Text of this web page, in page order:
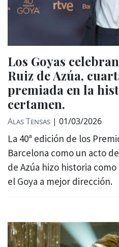
Los Goyas
Ruiz de Azúa,
premiada en la
certamen.
Alas Tensas | 01/03/2026
La 40ª edición de los
Barcelona como un acto
de Azúa hizo historia
el Goya a mejor dirección.